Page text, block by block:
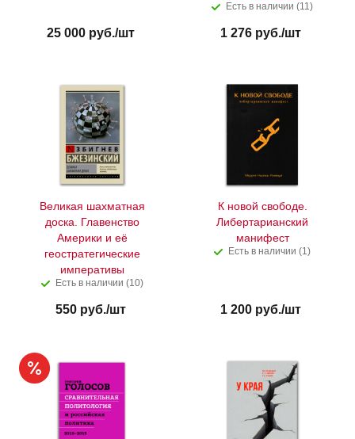
25 000руб./шт
Есть в наличии (11)
1 276 руб./шт
Великая шахматная
доска. Главенство
Америки и её
геостратегические
императивы
Есть в наличии (10)
550руб./шт
К новой свободе.
Либертарианский
манифест
Есть в наличии (1)
1 200 руб./шт